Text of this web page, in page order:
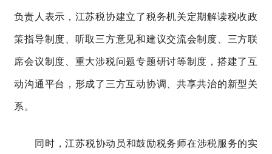
负责人表示，江苏税协建立了税务机关定期解读税收政
策指导制度、听取三方意见和建议交流会制度、三方联
席会议制度、重大涉税问题专题研讨等制度，搭建了互
动沟通平台，形成了三方互动协调、共享共治的新型关
系。
同时，江苏税协动员和鼓励税务师在涉税服务的实